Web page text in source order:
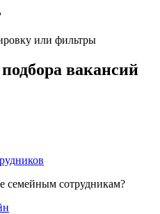
или фильтры
вакансий
семейным сотрудникам?